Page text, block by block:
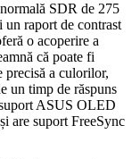
SDR de 275
raport de contrast
o acoperire a
că poate fi
precisă a culorilor,
un timp de răspuns
ASUS OLED
are suport FreeSync